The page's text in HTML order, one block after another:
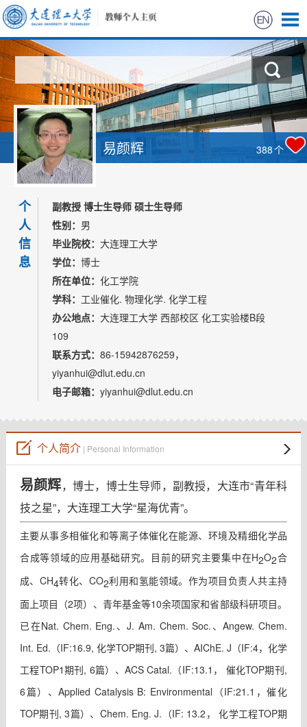
首页
科学研究
教学研究
获奖信息
招生信息
学生信息
我的相册
教师博客
易颜辉 388个
个
人
信
息
副教授 博士生导师 硕士生导师
性别： 男
毕业院校： 大连理工大学
学位： 博士
所在单位： 化工学院
学科： 工业催化. 物理化学. 化学工程
办公地点： 大连理工大学 西部校区 化工实验楼B段
109
联系方式： 86-15942876259，
yiyanhui@dlut.edu.cn
电子邮箱： yiyanhui@dlut.edu.cn
个人简介| Personal Information
易颜辉，博士，博士生导师，副教授，大连市“青年科
技之星”，大连理工大学“星海优青”。
主要从事多相催化和等离子体催化在能源、环境及精细化学品
合成等领域的应用基础研究。目前的研究主要集中在H2O2合
成、CH4转化、CO2利用和氢能领域。作为项目负责人共主持
面上项目（2项）、青年基金等10余项国家和省部级科研项目。
已在Nat. Chem. Eng.、J. Am. Chem. Soc.、Angew. Chem.
Int. Ed.（IF:16.9, 化学TOP期刊, 3篇）、AIChE. J（IF:4，化学
工程TOP1期刊, 6篇）、ACS Catal.（IF:13.1， 催化TOP期刊,
6篇）、Applied Catalysis B: Environmental（IF:21.1，催化
TOP期刊, 3篇）、Chem. Eng. J.（IF: 13.2， 化学工程TOP期